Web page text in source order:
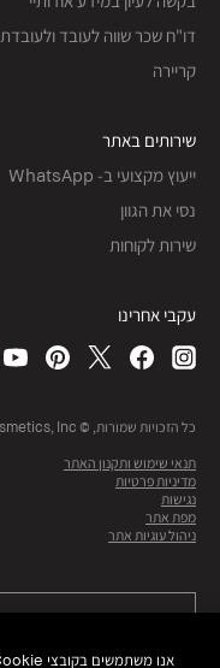
דו"ח שכר שווה לעובד ולעובדת 2025
קריירה
שירותים באתר
ייעוץ מקצועי ב- WhatsApp
נסי את הגוון
שירות לקוחות
עקבי אחרינו
כל הזכויות שמורות, © Bobbi Brown Professional Cosmetics, Inc.
תנאי שימוש ותקנון האתר
מדיניות פרטיות
נגישות
מפת אתר
ניהול עוגיות אתר